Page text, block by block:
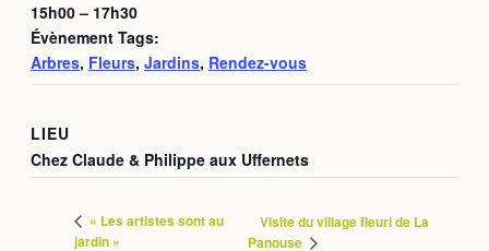
15h00 – 17h30
Évènement Tags:
Arbres, Fleurs, Jardins, Rendez-vous
LIEU
Chez Claude & Philippe aux Uffernets
« Les artistes sont au
jardin »
Visite du village fleuri de La
Panouse